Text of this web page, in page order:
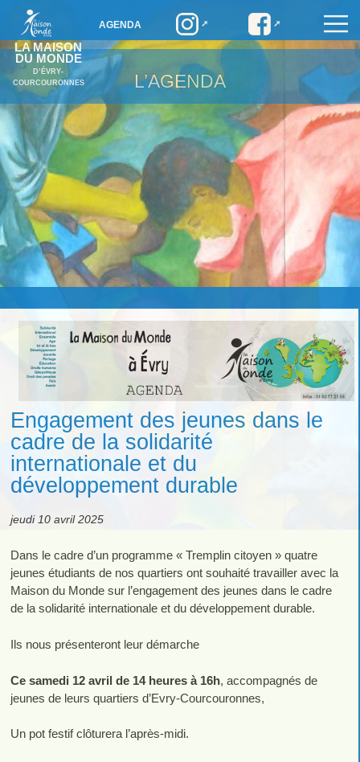
LA MAISON
DU MONDE
D’ÉVRY-
COURCOURONNES
AGENDA
L’AGENDA
Engagement des jeunes dans le
cadre de la solidarité
internationale et du
développement durable
jeudi 10 avril 2025
Dans le cadre d’un programme « Tremplin citoyen » quatre
jeunes étudiants de nos quartiers ont souhaité travailler avec la
Maison du Monde sur l’engagement des jeunes dans le cadre
de la solidarité internationale et du développement durable.
Ils nous présenteront leur démarche
Ce samedi 12 avril de 14 heures à 16h, accompagnés de
jeunes de leurs quartiers d’Evry-Courcouronnes,
Un pot festif clôturera l’après-midi.